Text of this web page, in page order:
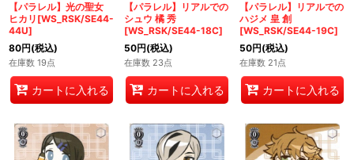
【パラレル】光の聖女
ヒカリ[WS_RSK/SE44-
44U]
80円(税込)
在庫数 19点
カートに入れる
【パラレル】リアルでの
シュウ 橘 秀
[WS_RSK/SE44-18C]
50円(税込)
在庫数 23点
カートに入れる
【パラレル】リアルでの
ハジメ 皇 創
[WS_RSK/SE44-19C]
50円(税込)
在庫数 21点
カートに入れる